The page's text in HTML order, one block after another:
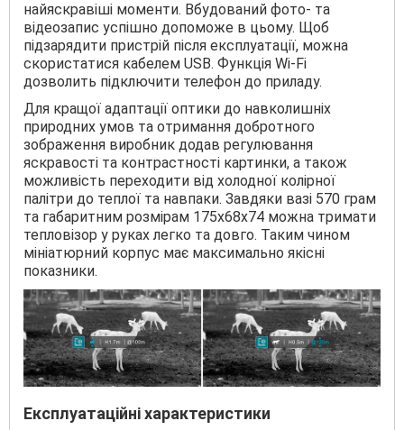
найяскравіші моменти. Вбудований фото- та
відеозапис успішно допоможе в цьому. Щоб
підзарядити пристрій після експлуатації, можна
скористатися кабелем USB. Функція Wi-Fi
дозволить підключити телефон до приладу.
Для кращої адаптації оптики до навколишніх
природних умов та отримання добротного
зображення виробник додав регулювання
яскравості та контрастності картинки, а також
можливість переходити від холодної колірної
палітри до теплої та навпаки. Завдяки вазі 570 грам
та габаритним розмірам 175х68х74 можна тримати
тепловізор у руках легко та довго. Таким чином
мініатюрний корпус має максимально якісні
показники.
Експлуатаційні характеристики